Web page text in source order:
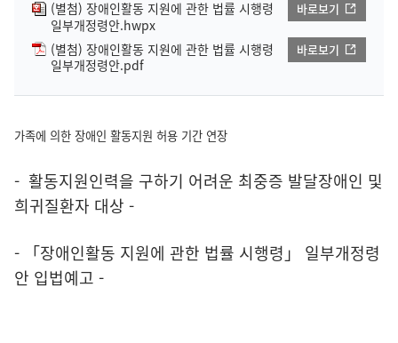
(별첨) 장애인활동 지원에 관한 법률 시행령
일부개정령안.hwpx
바로보기
(별첨) 장애인활동 지원에 관한 법률 시행령
일부개정령안.pdf
바로보기
가족에 의한 장애인 활동지원 허용 기간 연장
- 활동지원인력을 구하기 어려운 최중증 발달장애인 및
희귀질환자 대상 -
- 「장애인활동 지원에 관한 법률 시행령」 일부개정령
안 입법예고 -